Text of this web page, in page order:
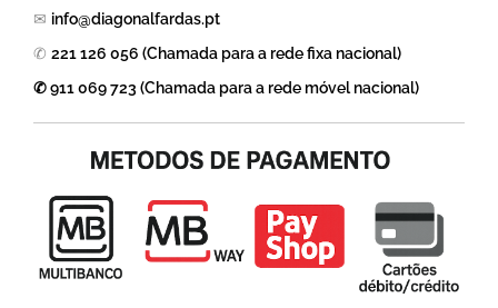
✉ info@diagonalfardas.pt
✆ 221 126 056 (Chamada para a rede fixa nacional)
✆ 911 069 723 (Chamada para a rede móvel nacional)